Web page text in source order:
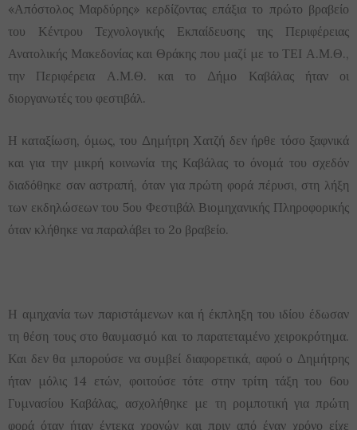
«Απόστολος Μαρδύρης» κερδίζοντας επάξια το πρώτο βραβείο
του Κέντρου Τεχνολογικής Εκπαίδευσης της Περιφέρειας
Ανατολικής Μακεδονίας και Θράκης που μαζί με το ΤΕΙ Α.Μ.Θ.,
την Περιφέρεια Α.Μ.Θ. και το Δήμο Καβάλας ήταν οι
διοργανωτές του φεστιβάλ.
Η καταξίωση, όμως, του Δημήτρη Χατζή δεν ήρθε τόσο ξαφνικά
και για την μικρή κοινωνία της Καβάλας το όνομά του σχεδόν
διαδόθηκε σαν αστραπή, όταν για πρώτη φορά πέρυσι, στη λήξη
των εκδηλώσεων του 5ου Φεστιβάλ Βιομηχανικής Πληροφορικής
όταν κλήθηκε να παραλάβει το 2ο βραβείο.
Η αμηχανία των παριστάμενων και ή έκπληξη του ιδίου έδωσαν
τη θέση τους στο θαυμασμό και το παρατεταμένο χειροκρότημα.
Και δεν θα μπορούσε να συμβεί διαφορετικά, αφού ο Δημήτρης
ήταν μόλις 14 ετών, φοιτούσε τότε στην τρίτη τάξη του 6ου
Γυμνασίου Καβάλας, ασχολήθηκε με τη ρομποτική για πρώτη
φορά όταν ήταν έντεκα χρονών και πριν από έναν χρόνο είχε